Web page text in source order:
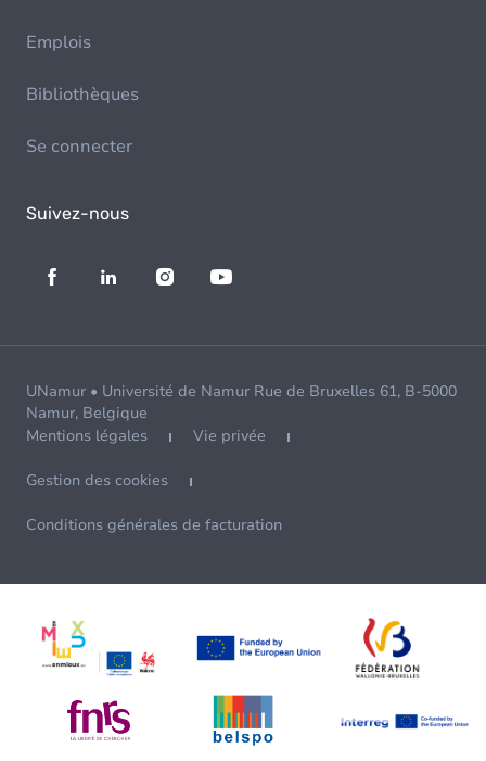
Emplois
Bibliothèques
Se connecter
Suivez-nous
UNamur • Université de Namur Rue de Bruxelles 61, B-5000
Namur, Belgique
Mentions légales
Vie privée
Gestion des cookies
Conditions générales de facturation